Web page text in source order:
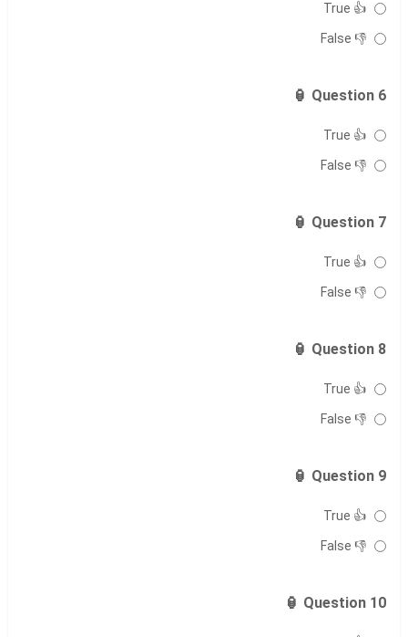
👍 True
👎 False
Question 6 🏮
👍 True
👎 False
Question 7 🏮
👍 True
👎 False
Question 8 🏮
👍 True
👎 False
Question 9 🏮
👍 True
👎 False
Question 10 🏮